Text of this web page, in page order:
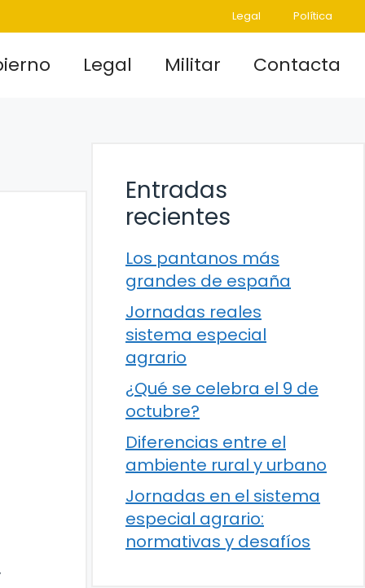
Legal Política
Legal Militar Contacta
Entradas
recientes
Los pantanos más
grandes de españa
Jornadas reales
sistema especial
agrario
¿Qué se celebra el 9 de
octubre?
Diferencias entre el
ambiente rural y urbano
Jornadas en el sistema
especial agrario:
normativas y desafíos